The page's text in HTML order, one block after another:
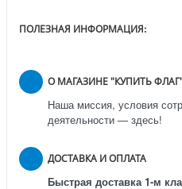
ПОЛЕЗНАЯ ИНФОРМАЦИЯ:
О МАГАЗИНЕ "КУПИТЬ
Наша миссия, условия
деятельности — здесь!
ДОСТАВКА И ОПЛАТА
Быстрая доставка 1-м